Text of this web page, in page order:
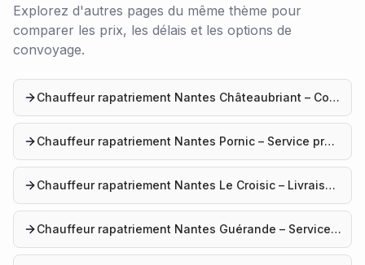
Explorez d'autres pages du même thème pour
comparer les prix, les délais et les options de
convoyage.
Chauffeur rapatriement Nantes Châteaubriant – Convoyage auto
Chauffeur rapatriement Nantes Pornic – Service professionnel
Chauffeur rapatriement Nantes Le Croisic – Livraison voiture
Chauffeur rapatriement Nantes Guérande – Service convoyage